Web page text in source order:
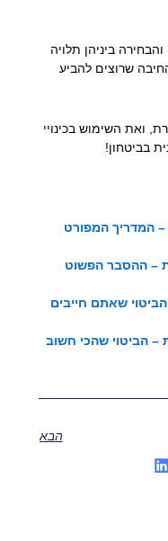
ביניהן תלויה
שרוצים להביע
ואת השימוש בכינויי
בביטחון!
המדריך המפורט
– ההסבר הפשוט
שאתם חייבים
– הביטוי שהכי חשוב
הבא